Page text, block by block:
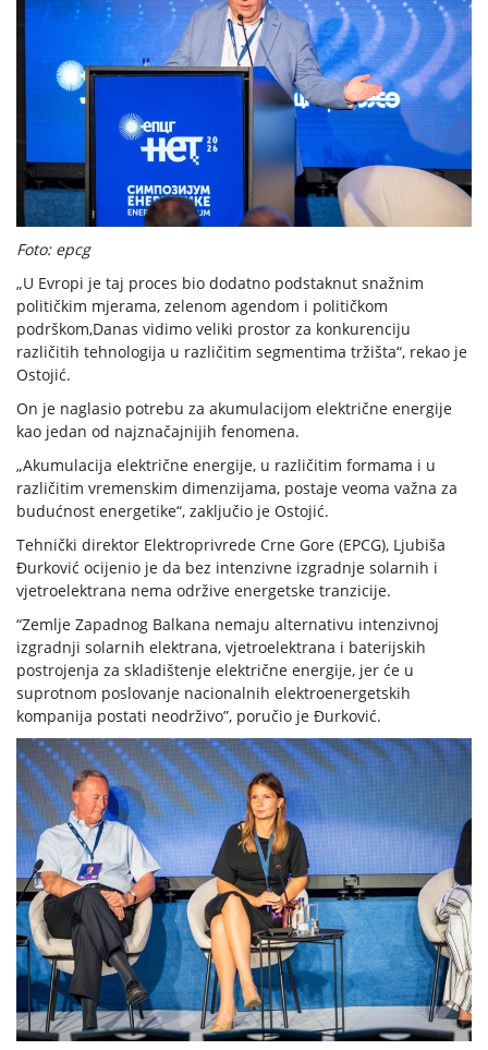
Foto: epcg
„U Evropi je taj proces bio dodatno podstaknut snažnim
političkim mjerama, zelenom agendom i političkom
podrškom,Danas vidimo veliki prostor za konkurenciju
različitih tehnologija u različitim segmentima tržišta“, rekao je
Ostojić.
On je naglasio potrebu za akumulacijom električne energije
kao jedan od najznačajnijih fenomena.
„Akumulacija električne energije, u različitim formama i u
različitim vremenskim dimenzijama, postaje veoma važna za
budućnost energetike“, zaključio je Ostojić.
Tehnički direktor Elektroprivrede Crne Gore (EPCG), Ljubiša
Đurković ocijenio je da bez intenzivne izgradnje solarnih i
vjetroelektrana nema održive energetske tranzicije.
“Zemlje Zapadnog Balkana nemaju alternativu intenzivnoj
izgradnji solarnih elektrana, vjetroelektrana i baterijskih
postrojenja za skladištenje električne energije, jer će u
suprotnom poslovanje nacionalnih elektroenergetskih
kompanija postati neodrživo”, poručio je Đurković.